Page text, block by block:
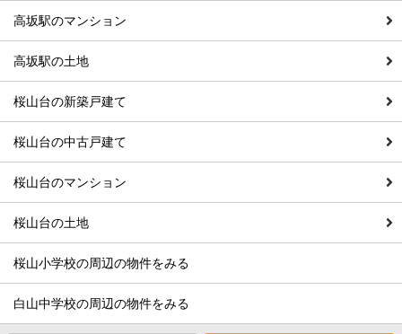
高坂駅のマンション
高坂駅の土地
桜山台の新築戸建て
桜山台の中古戸建て
桜山台のマンション
桜山台の土地
桜山小学校の周辺の物件をみる
白山中学校の周辺の物件をみる